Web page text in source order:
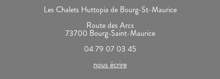
Les Chalets Huttopia de Bourg-St-Maurice
Route des Arcs
73700 Bourg-Saint-Maurice
04 79 07 03 45
nous écrire